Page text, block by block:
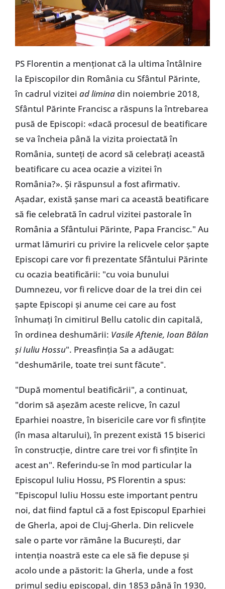
PS Florentin a menționat că la ultima întâlnire
la Episcopilor din România cu Sfântul Părinte,
în cadrul vizitei ad liminadin noiembrie 2018,
Sfântul Părinte Francisc a răspuns la întrebarea
pusă de Episcopi: «dacă procesul de beatificare
se va încheia până la vizita proiectată în
România, sunteți de acord să celebrați această
beatificare cu acea ocazie a vizitei în
România?». Și răspunsul a fost afirmativ.
Așadar, există șanse mari ca această beatificare
să fie celebrată în cadrul vizitei pastorale în
România a Sfântului Părinte, Papa Francisc." Au
urmat lămuriri cu privire la relicvele celor șapte
Episcopi care vor fi prezentate Sfântului Părinte
cu ocazia beatificării: "cu voia bunului
Dumnezeu, vor fi relicve doar de la trei din cei
șapte Episcopi și anume cei care au fost
înhumați în cimitirul Bellu catolic din capitală,
în ordinea deshumării: Vasile Aftenie, Ioan Bălan
și Iuliu Hossu". Preasfinția Sa a adăugat:
"deshumările, toate trei sunt făcute".
"După momentul beatificării", a continuat,
"dorim să așezăm aceste relicve, în cazul
Eparhiei noastre, în bisericile care vor fi sfințite
(în masa altarului), în prezent există 15 biserici
în construcție, dintre care trei vor fi sfințite în
acest an". Referindu-se în mod particular la
Episcopul Iuliu Hossu, PS Florentin a spus:
"Episcopul Iuliu Hossu este important pentru
noi, dat fiind faptul că a fost Episcopul Eparhiei
de Gherla, apoi de Cluj-Gherla. Din relicvele
sale o parte vor rămâne la București, dar
intenția noastră este ca ele să fie depuse și
acolo unde a păstorit: la Gherla, unde a fost
primul sediu episcopal, din 1853 până în 1930,